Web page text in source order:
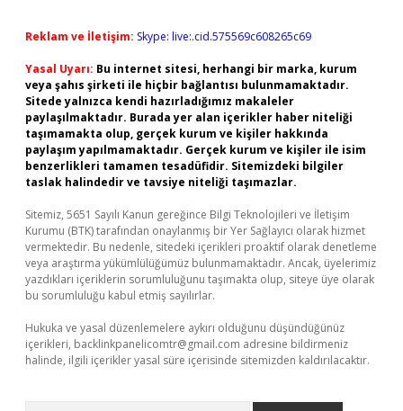
Reklam ve İletişim: Skype: live:.cid.575569c608265c69
Yasal Uyarı: Bu internet sitesi, herhangi bir marka, kurum
veya şahıs şirketi ile hiçbir bağlantısı bulunmamaktadır.
Sitede yalnızca kendi hazırladığımız makaleler
paylaşılmaktadır. Burada yer alan içerikler haber niteliği
taşımamakta olup, gerçek kurum ve kişiler hakkında
paylaşım yapılmamaktadır. Gerçek kurum ve kişiler ile isim
benzerlikleri tamamen tesadüfidir. Sitemizdeki bilgiler
taslak halindedir ve tavsiye niteliği taşımazlar.
Sitemiz, 5651 Sayılı Kanun gereğince Bilgi Teknolojileri ve İletişim
Kurumu (BTK) tarafından onaylanmış bir Yer Sağlayıcı olarak hizmet
vermektedir. Bu nedenle, sitedeki içerikleri proaktif olarak denetleme
veya araştırma yükümlülüğümüz bulunmamaktadır. Ancak, üyelerimiz
yazdıkları içeriklerin sorumluluğunu taşımakta olup, siteye üye olarak
bu sorumluluğu kabul etmiş sayılırlar.
Hukuka ve yasal düzenlemelere aykırı olduğunu düşündüğünüz
içerikleri, backlinkpanelicomtr@gmail.com adresine bildirmeniz
halinde, ilgili içerikler yasal süre içerisinde sitemizden kaldırılacaktır.